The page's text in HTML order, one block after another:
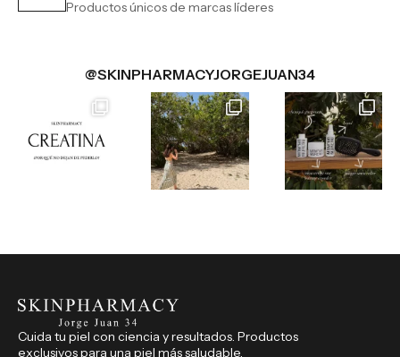
Productos únicos de marcas líderes
@SKINPHARMACYJORGEJUAN34
Cuida tu piel con ciencia y resultados. Productos
exclusivos para una piel más saludable.